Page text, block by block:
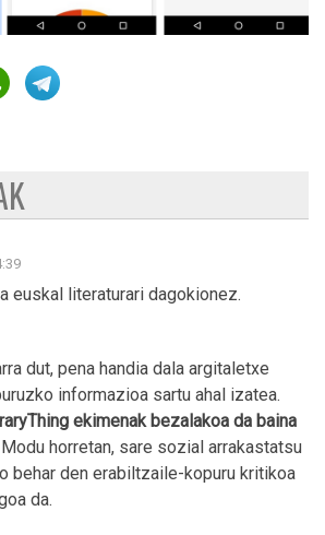
euskal literaturari dagokionez.
dut, pena handia dala argitaletxe
informazioa sartu ahal izatea.
ekimenak bezalakoa da baina
Modu horretan, sare sozial arrakastatsu
behar den erabiltzaile-kopuru kritikoa
da.